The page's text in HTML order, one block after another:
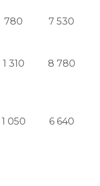
780 7 530
1 310 8 780
1 050 6 640